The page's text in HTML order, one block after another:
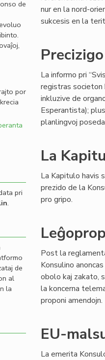
nur en la nord-
sukcesis en la
La informo pri
registras societon
inkluzive de
Esperantista);
planlingvoj
La
La Kapitulo havis
prezido de la
pro gripo.
Post la
Konsulino
obolo kaj zakato,
la koncerna
proponi amendojn.
EU-
La emerita
de
por
pri
.
de
al
la